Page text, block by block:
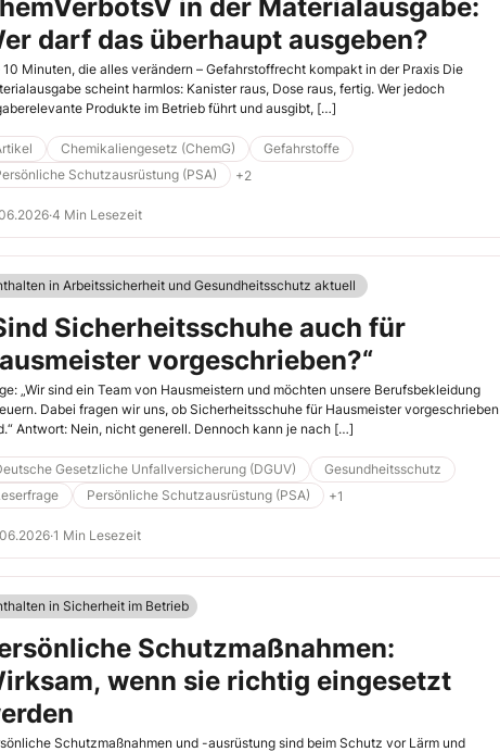
in der Materialausgabe:
darf das überhaupt ausgeben?
10 Minuten, die alles verändern – Gefahrstoffrecht kompakt in der Praxis Die
scheint harmlos: Kanister raus, Dose raus, fertig. Wer jedoch
Produkte im Betrieb führt und ausgibt, […]
Chemikaliengesetz (ChemG)
Gefahrstoffe
Schutzausrüstung (PSA)
+2
·4 Min Lesezeit
in Arbeitssicherheit und Gesundheitsschutz aktuell
Sicherheitsschuhe auch für
vorgeschrieben?“
„Wir sind ein Team von Hausmeistern und möchten unsere Berufsbekleidung
Dabei fragen wir uns, ob Sicherheitsschuhe für Hausmeister vorgeschrieben
Antwort: Nein, nicht generell. Dennoch kann je nach […]
Gesetzliche Unfallversicherung (DGUV)
Gesundheitsschutz
Persönliche Schutzausrüstung (PSA) +1
·1 Min Lesezeit
in Sicherheit im Betrieb
Schutzmaßnahmen:
wenn sie richtig eingesetzt
Schutzmaßnahmen und -ausrüstung sind beim Schutz vor Lärm und